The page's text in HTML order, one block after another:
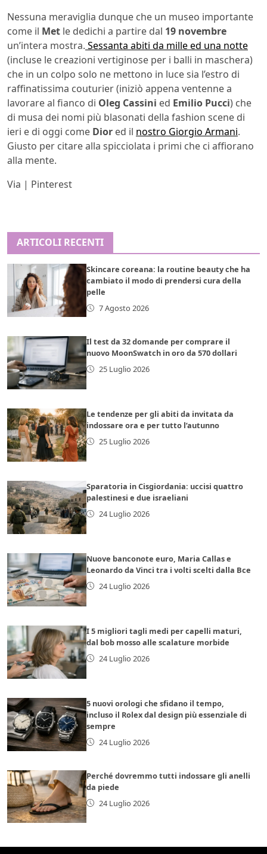
Nessuna meraviglia dunque che un museo importante
come il Met le dedichi a partire dal 19 novembre
un’intera mostra. Sessanta abiti da mille ed una notte
(incluse le creazioni vertiginose per i balli in maschera)
che in un colpo solo ne mettono in luce sia l’estro di
raffinatissima couturier (iniziò appena ventenne a
lavorare al fianco di Oleg Cassini ed Emilio Pucci) che
di musa dei nomi più blasonati della fashion scene di
ieri e di oggi come Dior ed il nostro Giorgio Armani.
Giusto per citare alla spicciolata i primi che ci affiorano
alla mente.
Via | Pinterest
ARTICOLI RECENTI
Skincare coreana: la routine beauty che ha
cambiato il modo di prendersi cura della
pelle
7 Agosto 2026
Il test da 32 domande per comprare il
nuovo MoonSwatch in oro da 570 dollari
25 Luglio 2026
Le tendenze per gli abiti da invitata da
indossare ora e per tutto l’autunno
25 Luglio 2026
Sparatoria in Cisgiordania: uccisi quattro
palestinesi e due israeliani
24 Luglio 2026
Nuove banconote euro, Maria Callas e
Leonardo da Vinci tra i volti scelti dalla Bce
24 Luglio 2026
I 5 migliori tagli medi per capelli maturi,
dal bob mosso alle scalature morbide
24 Luglio 2026
5 nuovi orologi che sfidano il tempo,
incluso il Rolex dal design più essenziale di
sempre
24 Luglio 2026
Perché dovremmo tutti indossare gli anelli
da piede
24 Luglio 2026